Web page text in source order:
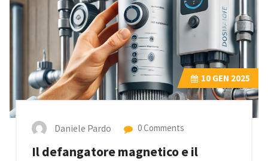
10 GEN 2025
Daniele Pardo 0 Comments
Il defangatore magnetico e il